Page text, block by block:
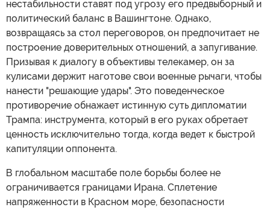
нестабильности ставят под угрозу его предвыборный и
политический баланс в Вашингтоне. Однако,
возвращаясь за стол переговоров, он предпочитает не
построение доверительных отношений, а запугивание.
Призывая к диалогу в объективы телекамер, он за
кулисами держит наготове свои военные рычаги, чтобы
нанести "решающие удары". Это поведенческое
противоречие обнажает истинную суть дипломатии
Трампа: инструмента, который в его руках обретает
ценность исключительно тогда, когда ведет к быстрой
капитуляции оппонента.
В глобальном масштабе поле борьбы более не
ограничивается границами Ирана. Сплетение
напряженности в Красном море, безопасности